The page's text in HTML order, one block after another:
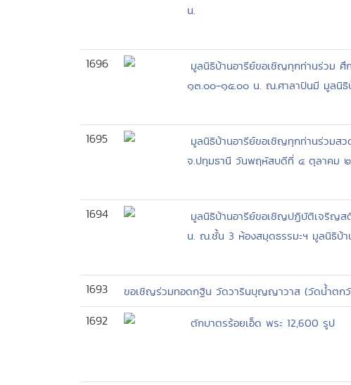
น.
1696
มูลนิธิบ้านอารีย์ขอเชิญทุกท่านร่วม
๑๓.๐๐-๑๕.๐๐ น. ณ.ศาลาปันมี มูลนิธิ
1695
มูลนิธิบ้านอารีย์ขอเชิญทุกท่านร่วม
จ.ปทุมธานี วันพฤหัสบดีที่ ๔ ตุลาคม
1694
มูลนิธิบ้านอารีย์ขอเชิญปฏิบัติเจริญ
น. ณ.ชั้น 3 ห้องสมุดธรรมะฯ มูลนิธิบ้า
1693 ขอเชิญร่วมทอดกฐิน วัดวารินบุญญาวาส (วัดน้ำตกวั
1692
ตักบาตรร้อยเอ็ด พระ 12,600 รูป